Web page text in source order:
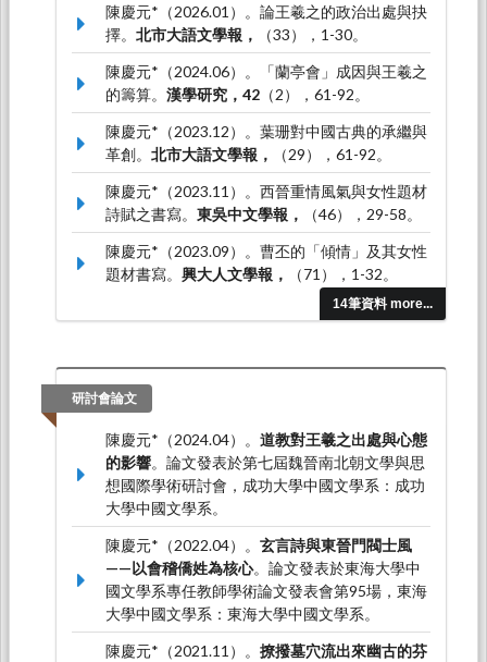
14筆資料 more...
陳慶元*（2026.01）。論王羲之的政治出處與抉
擇。 北市大語文學報，
（33），1-30。
陳慶元*（2024.06）。「蘭亭會」成因與王羲之
的籌算。 漢學研究，42 （2），61-92。
陳慶元*（2023.12）。葉珊對中國古典的承繼與
革創。 北市大語文學報，
（29），61-92。
陳慶元*（2023.11）。西晉重情風氣與女性題材
詩賦之書寫。 東吳中文學報，
（46），29-58。
陳慶元*（2023.09）。曹丕的「傾情」及其女性
題材書寫。 興大人文學報， （71），1-32。
研討會論文
陳慶元*（2024.04）。 道教對王羲之出處與心態
的影響。論文發表於第七屆魏晉南北朝文學與思
想國際學術研討會，成功大學中國文學系：成功
大學中國文學系。
陳慶元*（2022.04）。 玄言詩與東晉門閥士風
——以會稽僑姓為核心。論文發表於東海大學中
國文學系專任教師學術論文發表會第95場，東海
大學中國文學系：東海大學中國文學系。
陳慶元*（2021.11）。 撩撥墓穴流出來幽古的芬